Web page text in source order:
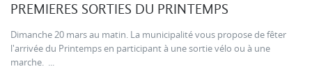
PREMIERES SORTIES DU PRINTEMPS
Dimanche 20 mars au matin. La municipalité vous propose de fêter
l'arrivée du Printemps en participant à une sortie vélo ou à une
marche. ...